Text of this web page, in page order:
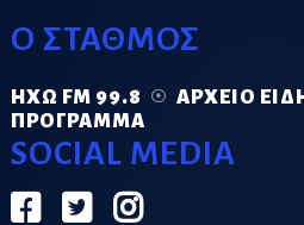
Ο ΣΤΑΘΜΟΣ
ΗΧΏ FM 99.8
ΑΡΧΕΊΟ
ΠΡΌΓΡΑΜΜΑ
SOCIAL MEDIA